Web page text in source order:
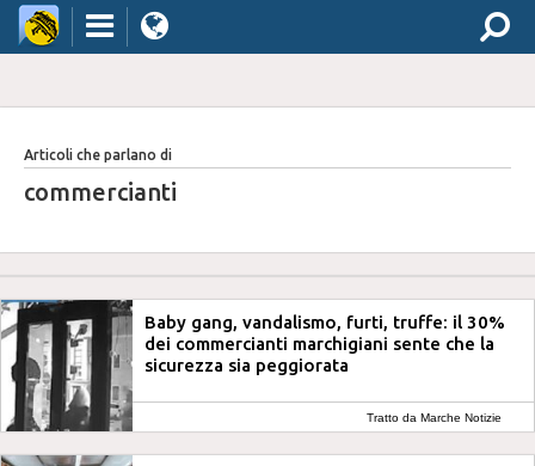
Articoli che parlano di
commercianti
Baby gang, vandalismo, furti, truffe: il 30%
dei commercianti marchigiani sente che la
sicurezza sia peggiorata
Tratto da Marche Notizie